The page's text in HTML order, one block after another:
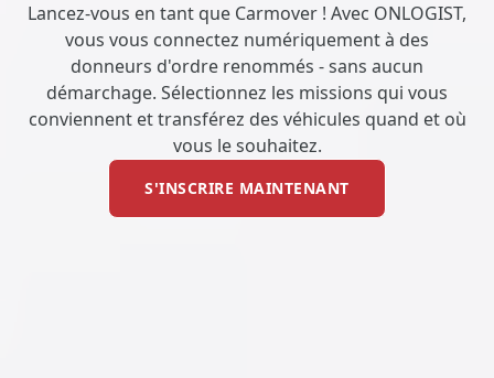
Lancez-vous en tant que Carmover ! Avec ONLOGIST,
vous vous connectez numériquement à des
donneurs d'ordre renommés - sans aucun
démarchage. Sélectionnez les missions qui vous
conviennent et transférez des véhicules quand et où
vous le souhaitez.
S'INSCRIRE MAINTENANT